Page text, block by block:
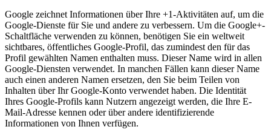
Google zeichnet Informationen über Ihre +1-Aktivitäten auf, um die
Google-Dienste für Sie und andere zu verbessern. Um die Google+-
Schaltfläche verwenden zu können, benötigen Sie ein weltweit
sichtbares, öffentliches Google-Profil, das zumindest den für das
Profil gewählten Namen enthalten muss. Dieser Name wird in allen
Google-Diensten verwendet. In manchen Fällen kann dieser Name
auch einen anderen Namen ersetzen, den Sie beim Teilen von
Inhalten über Ihr Google-Konto verwendet haben. Die Identität
Ihres Google-Profils kann Nutzern angezeigt werden, die Ihre E-
Mail-Adresse kennen oder über andere identifizierende
Informationen von Ihnen verfügen.